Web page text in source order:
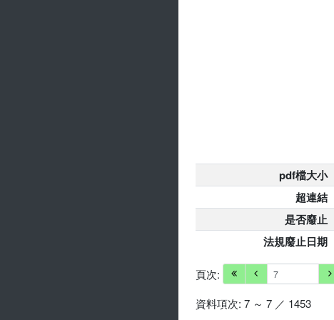
pdf檔大小
超連結
是否廢止
法規廢止日期
頁次:
資料項次: 7 ～ 7 ／ 1453